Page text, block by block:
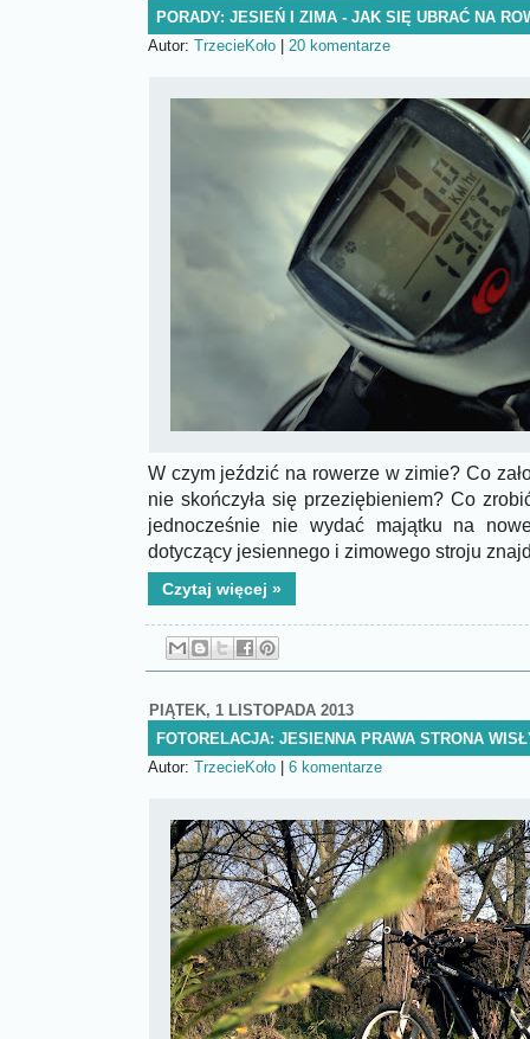
PORADY: JESIEŃ I ZIMA - JAK SIĘ UBRAĆ NA
Autor: TrzecieKoło 20 komentarze
W czym jeździć na rowerze w zimie? Co
nie skończyła się przeziębieniem? Co
jednocześnie nie wydać majątku na
dotyczący jesiennego i zimowego stroju
Czytaj więcej »
PIĄTEK, 1 LISTOPADA 2013
FOTORELACJA: JESIENNA PRAWA STRONA
Autor: TrzecieKoło 6 komentarze